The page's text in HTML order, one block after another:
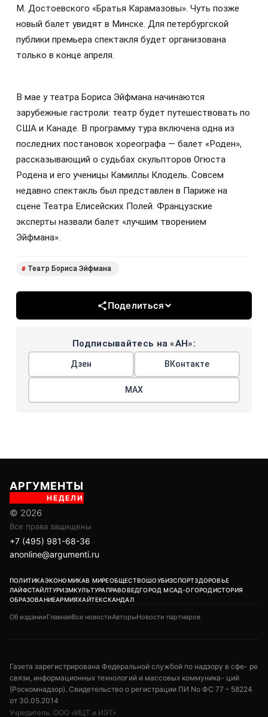
М. Достоевского «Братья Карамазовы». Чуть позже
новый балет увидят в Минске. Для петербургской
публики премьера спектакля будет организована
только в конце апреля.
В мае у театра Бориса Эйфмана начинаются
зарубежные гастроли: театр будет путешествовать по
США и Канаде. В программу тура включена одна из
последних постановок хореографа — балет «Роден»,
рассказывающий о судьбах скульпторов Огюста
Родена и его ученицы Камиллы Клодель. Совсем
недавно спектакль был представлен в Париже на
сцене Театра Елисейских Полей. Французские
эксперты назвали балет «лучшим творением
Эйфмана».
# Театр Бориса Эйфмана
Поделиться
Подписывайтесь на «АН»:
Дзен ВКонтакте
МАХ
АРГУМЕНТЫ
НЕДЕЛИ
© 2026
Все права защищены
+7 (495) 981-68-36
anonline@argumenti.ru
ПОЛИТИКАЭКОНОМИКАВ МИРЕОБЩЕСТВОШОУБИЗСПОРТЗДОРОВЬЕ
ЛАЙФСТАЙЛТУРИЗМКУЛЬТУРАПРАВОВЕДГОРОД МСАД-ОГОРОДИСТОРИЯ
ОБРАЗОВАНИЕАРМИЯХАЙТЕКСКАНДАЛ
Об изданииГлавнаяВсе новостиАвторыНовости партнеров
Газета зарегистрирована Федеральной службой по надзору в сфе- ре
связи, информационных технологий и массовых коммуника- ций
(Роскомнадзор). Свидетельство о регистрации ПИ No ФС 77 – 58224
от 30.05.2014
Учредитель: ООО «ИЦТ и ИЭТ»